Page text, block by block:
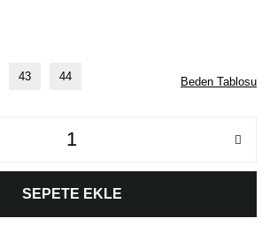
43 44 Beden Tablosu
SEPETE EKLE